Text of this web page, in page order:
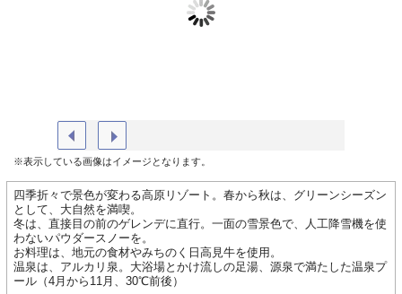
※表示している画像はイメージとなります。
四季折々で景色が変わる高原リゾート。春から秋は、グリーンシーズン
として、大自然を満喫。
冬は、直接目の前のゲレンデに直行。一面の雪景色で、人工降雪機を使
わないパウダースノーを。
お料理は、地元の食材やみちのく日高見牛を使用。
温泉は、アルカリ泉。大浴場とかけ流しの足湯、源泉で満たした温泉プ
ール（4月から11月、30℃前後）